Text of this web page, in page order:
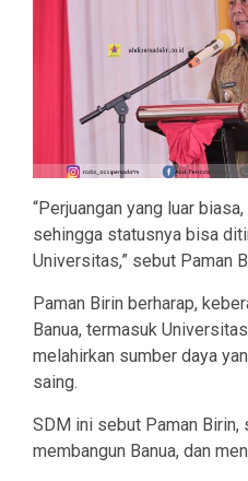
“Perjuangan yang luar
sehingga statusnya bisa
Universitas,” sebut Paman
Paman Birin berharap,
Banua, termasuk
melahirkan sumber daya
saing.
SDM ini sebut Paman Birin,
membangun Banua, dan